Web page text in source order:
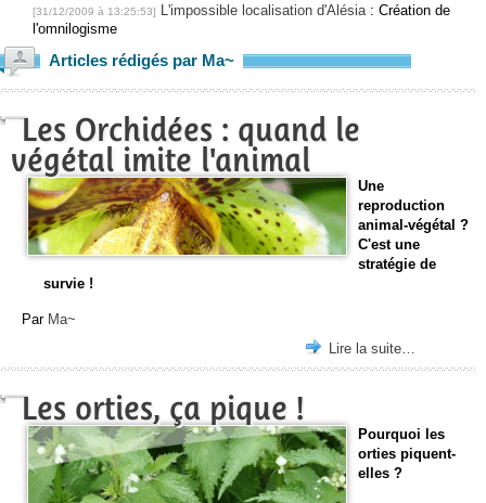
[31/12/2009 à 13:25:53] L'impossible localisation d'Alésia : Création de
l'omnilogisme
Articles rédigés par Ma~
Les Orchidées : quand le
végétal imite l'animal
Une
reproduction
animal-végétal ?
C'est une
stratégie de
survie !
Par Ma~
Lire la suite…
Les orties, ça pique !
Pourquoi les
orties piquent-
elles ?